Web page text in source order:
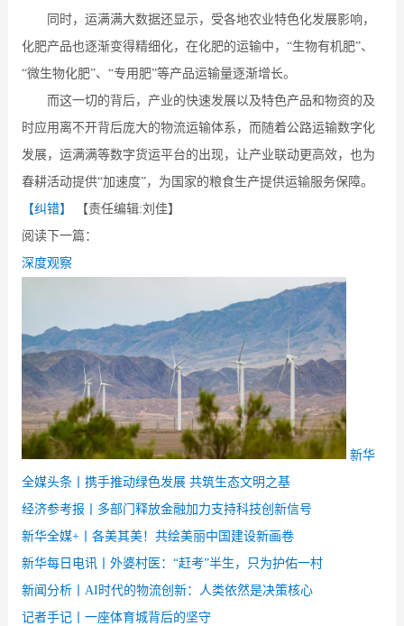
同时，运满满大数据还显示，受各地农业特色化发展影响，
化肥产品也逐渐变得精细化，在化肥的运输中，“生物有机肥”、
“微生物化肥”、“专用肥”等产品运输量逐渐增长。
而这一切的背后，产业的快速发展以及特色产品和物资的及
时应用离不开背后庞大的物流运输体系，而随着公路运输数字化
发展，运满满等数字货运平台的出现，让产业联动更高效，也为
春耕活动提供“加速度”，为国家的粮食生产提供运输服务保障。
【纠错】
【责任编辑:刘佳】
阅读下一篇：
深度观察
新华
全媒头条丨 携手推动绿色发展 共筑生态文明之基
经济参考报丨 多部门释放金融加力支持科技创新信号
新华全媒+丨 各美其美！共绘美丽中国建设新画卷
新华每日电讯丨 外婆村医：“赶考”半生，只为护佑一村
新闻分析丨AI时代的物流创新：人类依然是决策核心
记者手记丨一座体育城背后的坚守